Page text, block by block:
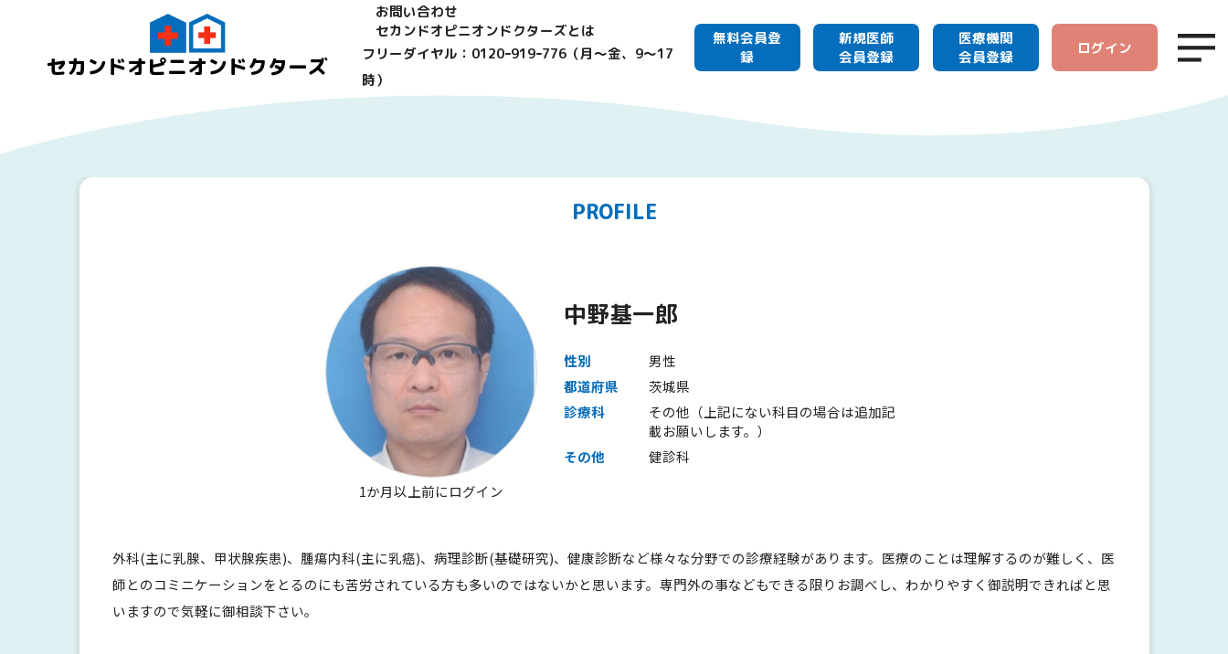
セカンドオピニオンドクターズ
お問い合わせ
セカンドオピニオンドクターズとは
フリーダイヤル：0120ｰ919ｰ776（月～金、9～17
時）
無料会員登
録
新規医師
会員登録
医療機関
会員登録
ログイン
PROFILE
1か月以上前にログイン
中野基一郎
性別
男性
都道府県
茨城県
診療科
その他（上記にない科目の場合は追加記
載お願いします。）
その他
健診科
外科(主に乳腺、甲状腺疾患)、腫瘍内科(主に乳癌)、病理診断(基礎研究)、健康診断など様々な分野での診療経験があります。医療のことは理解するのが難しく、医
師とのコミニケーションをとるのにも苦労されている方も多いのではないかと思います。専門外の事などもできる限りお調べし、わかりやすく御説明できればと思
いますので気軽に御相談下さい。